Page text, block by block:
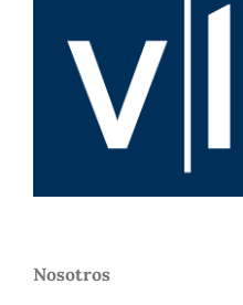
Nosotros